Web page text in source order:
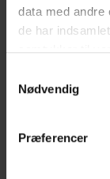
data med andre
de har
samtykker til
Nødvendig
Præferencer
Gavekort
Pling Favorit